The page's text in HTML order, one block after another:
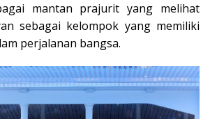
mantan prajurit yang melihat
sebagai kelompok yang memiliki
perjalanan bangsa.